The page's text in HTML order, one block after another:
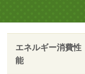
エネルギー消費性
能